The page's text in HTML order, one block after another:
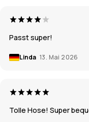
Passt super!
Linda 13. Mai 2026
Tolle Hose! Super